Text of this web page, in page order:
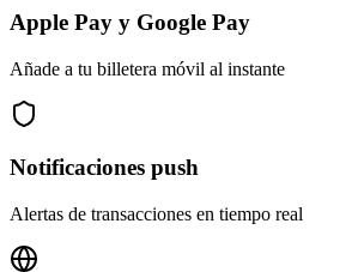
Apple Pay y Google Pay
Añade a tu billetera móvil al instante
Notificaciones push
Alertas de transacciones en tiempo real